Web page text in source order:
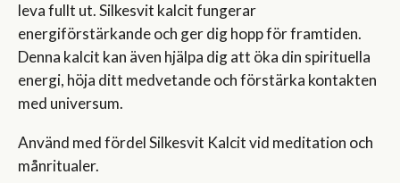
leva fullt ut. Silkesvit kalcit fungerar
energiförstärkande och ger dig hopp för framtiden.
Denna kalcit kan även hjälpa dig att öka din spirituella
energi, höja ditt medvetande och förstärka kontakten
med universum.
Använd med fördel Silkesvit Kalcit vid meditation och
månritualer.